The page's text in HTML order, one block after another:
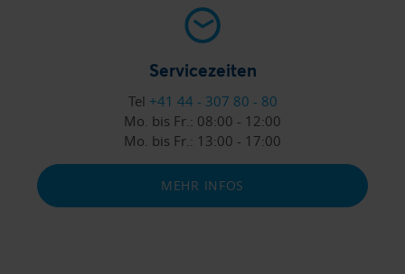
Servicezeiten
Tel +41 44 - 307 80 - 80
Mo. bis Fr.: 08:00 - 12:00
Mo. bis Fr.: 13:00 - 17:00
MEHR INFOS